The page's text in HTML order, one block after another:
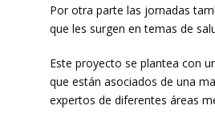
Por otra parte las jornadas
que les surgen en temas de
Este proyecto se plantea con
que están asociados de una
expertos de diferentes áreas